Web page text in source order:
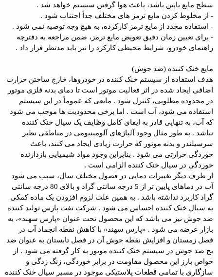
سطح مایع پایین باشد، باعث هوا گرفتن سیستم خواهد شد .
- از مخلوط کردن مایع ترمز های مختلف جداً اجتناب شود .
- استفاده مجدد از مایع ترمز کارکرده، به هیچ وجه توصیه نمی شود .
- برای تعیین زمان دقیق تعویض مایع ترمز، ضمن مراجعه به دفترچه
راهنمای خودرو، شرایط محیطی کارکرد را نیز باید مدنظر قرار داد .
مایع خنک کننده (ضد جوش)
هدف استفاده از سیستم خنک کننده در خودروها، خارج ساختن حرارت
اضافی ایجاد شده در اثر فعالیت موتور است تا دمای بدنه فلزی موتور
در محدوده مطلوبی، کنترل شود . مایعی که عموماً در این سیستم
استفاده می شود، آب است . اما برخی محدودیت ها موجب می شود
که آب، به تنهایی قادر به ایفای کامل وظایف یک سیال خنک کننده
نباشد . به طور مثال وجود آلیاژهای آلومینیومی در مناطقی نظیر
سرسیلندر و بدنه موتور که حرارت زیادی ایجاد می کنند، باعث
خوردگی حرارتی می شود . بنابراین وجود مواد شیمیایی بازدارنده
خوردگی در سیال خنک کننده الزامی است .
از طرف دیگر تغییرات دمایی در فصول مختلف سال، سبب می شود
آب در دماهای پایین تر از 5 درجه سانتی گراد و بالای 80 درجه سانتی
گراد کاربرد نداشته باشد . به همین علت لزوم افزودن یک ماده کمکی
به سیال خنک کننده احساس می شود . شرکت نفت پارس تولید کننده
ضد جوش نیز می باشد که این محصول تحت عنوان «پارس سهند»، به
بازار عرضه می شود . «پارس سهند» با کاهش نقطه انجماد آب در
فصل زمستان و افزایش نقطه جوش آن در فصل تابستان به عنوان ضد
یخ ضد جوش در سیستم خنک کننده موتور به کار گرفته می شود . از
خواص بارز این محصول مقاومت در برابر خوردگی، زنگ زدگی و
سازگاری با تمامی قطعات پلاستیکی موجود در مسیر سیال خنک کننده